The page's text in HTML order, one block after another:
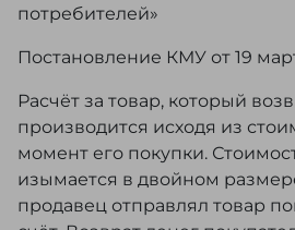
потребителей»
Постановление КМУ от 19
Расчёт за товар, который
производится исходя из
момент его покупки.
изымается в двойном
продавец отправлял товар